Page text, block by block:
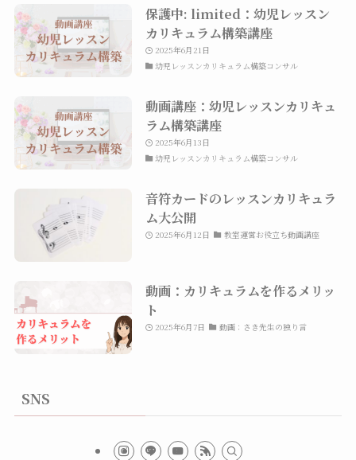
保護中: limited：幼児レッスン
カリキュラム構築講座
2025年6月21日
幼児レッスンカリキュラム構築コンサル
動画講座：幼児レッスンカリキュ
ラム構築講座
2025年6月13日
幼児レッスンカリキュラム構築コンサル
音符カードのレッスンカリキュラ
ム大公開
2025年6月12日 教室運営お役立ち動画講座
動画：カリキュラムを作るメリッ
ト
2025年6月7日 動画：さき先生の独り言
SNS